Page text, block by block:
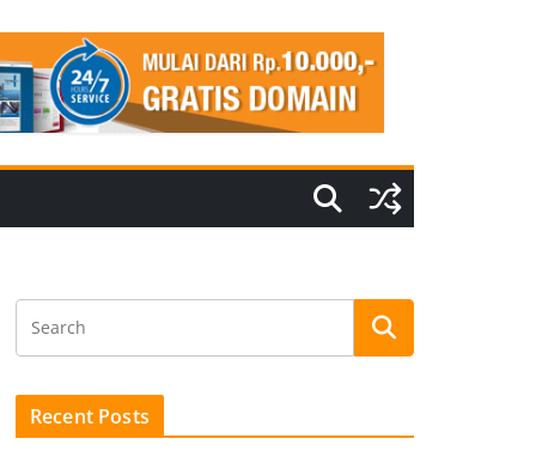
Recent Posts